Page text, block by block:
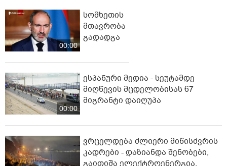
00:00
სომხეთის
მთავრობა
გადადგა
00:00
ესპანური მედია - სეუტამდე
მიღწევის მცდელობისას 67
მიგრანტი დაიღუპა
ვრცელდება ძლიერი მიწისძვრის
კადრები - დაზიანდა შენობები,
გაითიშა ელექტროენერგია,